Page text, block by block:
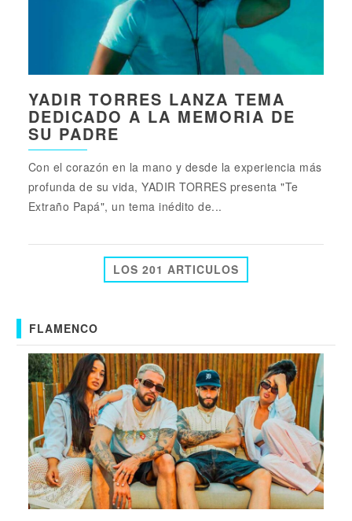
YADIR TORRES LANZA TEMA
DEDICADO A LA MEMORIA DE
SU PADRE
Con el corazón en la mano y desde la experiencia más
profunda de su vida, YADIR TORRES presenta "Te
Extraño Papá", un tema inédito de...
LOS 201 ARTICULOS
FLAMENCO